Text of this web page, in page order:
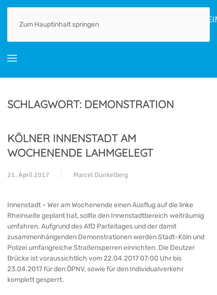
Zum Hauptinhalt springen
HOME AKTUELLES ORTSGESCHICHTE(N) GEWERBE
SCHLAGWORT: DEMONSTRATION
KÖLNER INNENSTADT AM
WOCHENENDE LAHMGELEGT
21. April 2017 Marcel Dunkelberg
Innenstadt – Wer am Wochenende einen Ausflug auf die linke
Rheinseite geplant hat, sollte den Innenstadtbereich weiträumig
umfahren. Aufgrund des AfD Parteitages und der damit
zusammenhängenden Demonstrationen werden Stadt-Köln und
Polizei umfangreiche Straßensperren einrichten. Die Deutzer
Brücke ist voraussichtlich vom 22.04.2017 07:00 Uhr bis
23.04.2017 für den ÖPNV, sowie für den Individualverkehr
komplett gesperrt.